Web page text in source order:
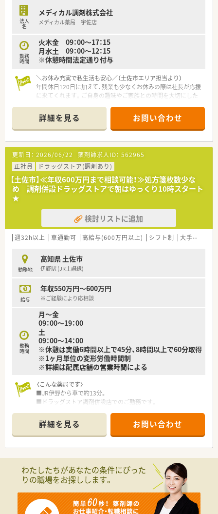
■地域住民の方々の健康相談に積極的に乗ることで、地域の健康
拠点として信頼される薬局作りを日々目指しています。
法人
名
メディカル調剤株式会社
メディカル薬局 宇佐店
勤務
時間
火木金 09：00〜17：15
月水土 09：00〜12：15
※休憩時間法定通り付与
＼お休み充実で私生活も安心／（土佐市エリア担当より）
年間休日120日に加えて、残業も少なくお休みの際は社長が応援
に来てくれます。ご自身の趣味やご家族との時間を大切にした
【店舗情報と応需状況について】
■近隣の内科医院からの処方箋をメインに、1日平均30枚程度を
応需している地域密着型の店舗です。
■海沿いの街の静かな住宅街に位置しており、少し歩けば綺麗な
海を眺めることができる立地環境です。
■処方箋枚数が落ち着いており、ゆったりとしたペースで患者様
一人ひとりと向き合える職場環境です。
【法人特徴について】
に貢献している地元密着型の企業です。
■自治体と協力した栄養管理やフレイル予防など、調剤業務の枠
を超えた健康サポートを実施しています。
■年に1回は健康フェアを開催するなど、地域住民との交流や健
【求人情報について】
■提示年収は550万円から600万円となっており、ご経験や面接
■日曜と祝日を含む完全週休2日制を採用しており、年間休日
120日とプライベートも充実できます。
費用の補助が受けられるため安心です。
【想定される業務内容】
■充実した設備を活用し、調剤から監査、投薬、服薬指導までの
一連の業務を一人でご担当いただきます。
■立ち投薬のスタイルですが、投薬時には患者様のお席までお薬
を持っていき丁寧な説明を行います。
ため、薬剤師業務に専念できる環境です。
詳細を見る お問い合わせ
更新日： 2026/06/22 薬剤師求人ID： 562965
正社員
ドラッグストア(調剤あり)
【土佐市】≪年収600万円まで相談可能！≫処方箋枚数少な
め 調剤併設ドラッグストアで朝はゆっくり10時スタート
★
検討リストに追加
週32h以上 車通勤可 高給与(600万円以上) シフト制 大手チェーン以外
勤務地
高知県 土佐市
伊野駅 (JR土讃線)
給与
年収550万円～600万円
※ご経験により応相談
勤務
時間
月～金
09：00～19：00
土
09：00～14：00
※休憩は実働6時間以上で45分、8時間以上で60分取得
※1ヶ月単位の変形労働時間制
※詳細は配属店舗の営業時間による
〈こんな薬局です〉
■JR伊野から車で約13分。
■ドラッグストア調剤併設店でのご勤務です。
在宅業務も対応しています。
■薬剤師3名在籍です。
〈業務内容〉
■調剤業務、レセコンを用いての処方箋入力などをお願いしま
す。
■創業205周年を迎える総合健康企業です。
■高知県内でドラッグストアを経営し、調剤併設店も展開してい
詳細を見る お問い合わせ
わたしたちがあなたの条件にぴった
りの職場をお探しします。